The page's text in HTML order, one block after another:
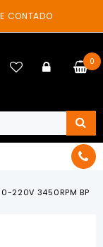
CONTADO
0
220V 3450RPM BP